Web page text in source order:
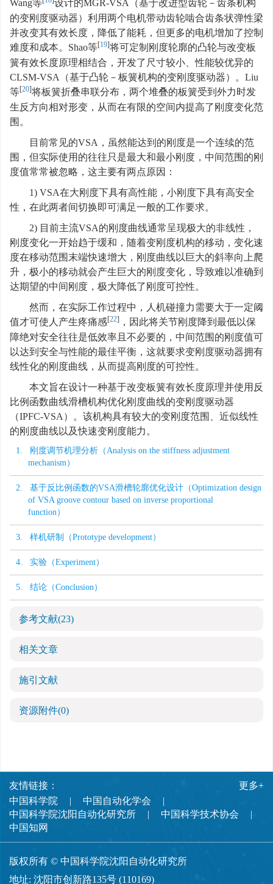
Wang等
设计的MGR-VSA（基于改进型齿轮－齿条机构
的变刚度驱动器）利用两个电机带动齿轮啮合齿条状弹性梁
并改变其有效长度，降低了能耗，但更多的电机增加了控制
难度和成本。Shao等[19]将可定制刚度轮廓的凸轮与改变板
簧有效长度原理相结合，开发了尺寸较小、性能较优异的
CLSM-VSA（基于凸轮－板簧机构的变刚度驱动器）。Liu
等[20]将板簧折叠串联分布，两个堆叠的板簧受到外力时发
生反方向相对形变，从而在有限的空间内提高了刚度变化范
围。
目前常见的VSA，虽然能达到的刚度是一个连续的范
围，但实际使用的往往只是最大和最小刚度，中间范围的刚
度值常常被忽略，这主要有两点原因：
1) VSA在大刚度下具有高性能，小刚度下具有高安全
性，在此两者间切换即可满足一般的工作要求。
2) 目前主流VSA的刚度曲线通常呈现极大的非线性，
刚度变化一开始趋于缓和，随着变刚度机构的移动，变化速
度在移动范围末端快速增大，刚度曲线以巨大的斜率向上爬
升，极小的移动就会产生巨大的刚度变化，导致难以准确到
达期望的中间刚度，极大降低了刚度可控性。
然而，在实际工作过程中，人机碰撞力需要大于一定阈
值才可使人产生疼痛感[22] ，因此将关节刚度降到最低以保
障绝对安全往往是低效率且不必要的，中间范围的刚度值可
以达到安全与性能的最佳平衡，这就要求变刚度驱动器拥有
线性化的刚度曲线，从而提高刚度的可控性。
本文旨在设计一种基于改变板簧有效长度原理并使用反
比例函数曲线滑槽机构优化刚度曲线的变刚度驱动器
（IPFC-VSA）。该机构具有较大的变刚度范围、近似线性
的刚度曲线以及快速变刚度能力。
1. 刚度调节机理分析（Analysis on the stiffness adjustment
mechanism）
2. 基于反比例函数的VSA滑槽轮廓优化设计（Optimization design
of VSA groove contour based on inverse proportional
function）
3. 样机研制（Prototype development）
4. 实验（Experiment）
5. 结论（Conclusion）
参考文献(23)
相关文章
施引文献
资源附件(0)
友情链接：
中国科学院
中国自动化学会
中国科学院沈阳自动化研究所
中国科学技术协会
中国知网
更多+
版权所有 © 中国科学院沈阳自动化研究所
地址: 沈阳市创新路135号 (110169)